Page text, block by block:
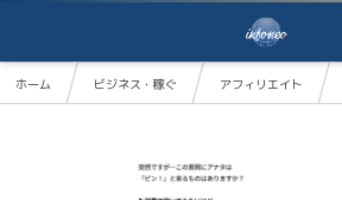
ホーム ビジネス・稼ぐ
アフィリエイト